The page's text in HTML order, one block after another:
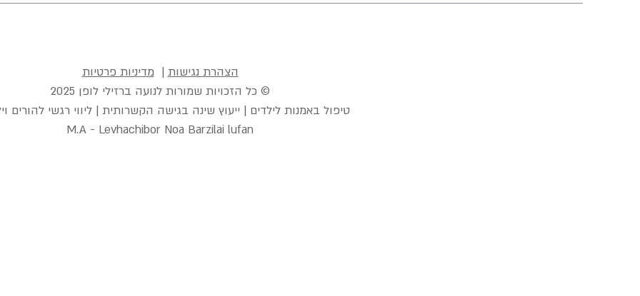
הצהרת נגישות | מדיניות פרטיות
© כל הזכויות שמורות לנועה ברזילי לופן 2025
M.A - Levhachibor Noa Barzilai lufan